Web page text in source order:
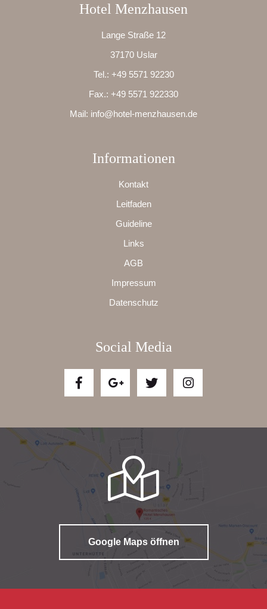
Hotel Menzhausen
Lange Straße 12
37170 Uslar
Tel.: +49 5571 92230
Fax.: +49 5571 922330
Mail: info@hotel-menzhausen.de
Informationen
Kontakt
Leitfaden
Guideline
Links
AGB
Impressum
Datenschutz
Social Media
Google Maps öffnen